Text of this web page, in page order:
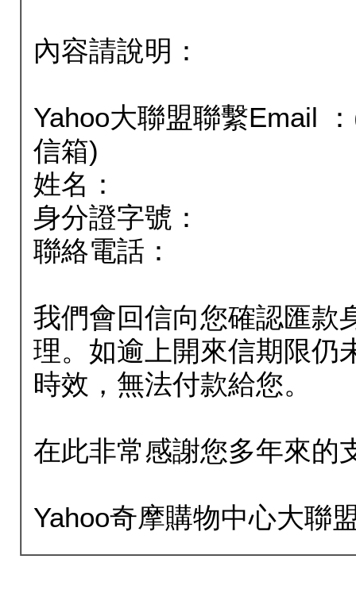
內容請說明：
Yahoo大聯盟聯繫Email
信箱)
姓名：
身分證字號：
聯絡電話：
我們會回信向您確認匯款
理。如逾上開來信期限仍
時效，無法付款給您。
在此非常感謝您多年來的
Yahoo奇摩購物中心大